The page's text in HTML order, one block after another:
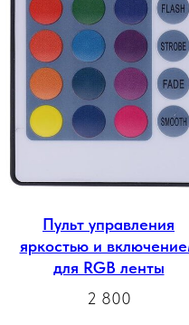
Пульт управления
яркостью и
для RGB ленты
2 800